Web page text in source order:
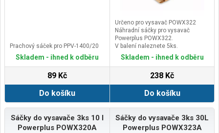
Prachový sáček pro PPV-1400/20
Skladem - ihned k odběru
89 Kč
Do košíku
Určeno pro vysavač POWX322
Náhradní sáčky pro vysavač
Powerplus POWX322.
V balení naleznete 5ks.
Skladem - ihned k odběru
238 Kč
Do košíku
Sáčky do vysavače 3ks 10 l
Powerplus POWX320A
Sáčky do vysavače 3ks 30L
Powerplus POWX323A